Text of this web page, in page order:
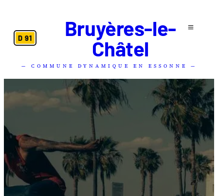
D 91
Bruyères-le-
Châtel
— COMMUNE DYNAMIQUE EN ESSONNE —